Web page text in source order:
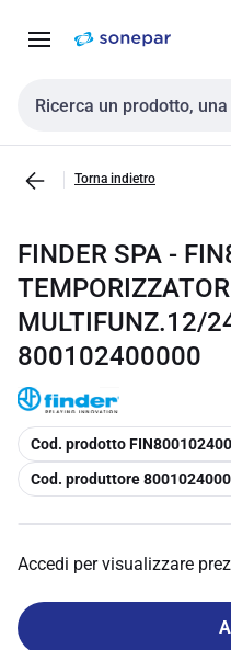
navigazione alla
Cerca input
Torna indietro
FINDER SPA -
MULTIFUNZ.12/
800102400000
copia
Cod. prodotto
copia
Cod. produttore
Accedi per visualizzare